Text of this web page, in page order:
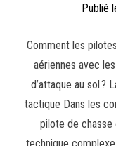
Publié
Comment les
aériennes avec
d’attaque au sol ?
tactique Dans les
pilote de chasse